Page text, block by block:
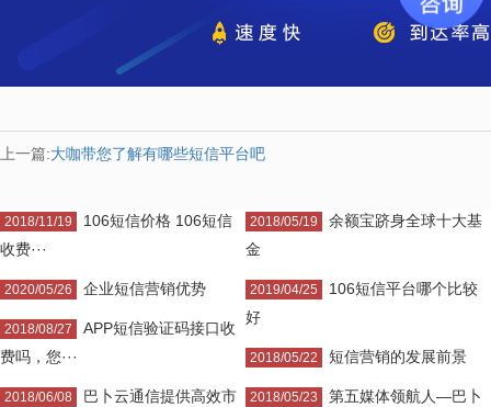
上一篇:大咖带您了解有哪些短信平台吧
2018/11/19
106短信价格 106短信
收费···
2020/05/26 企业短信营销优势
2018/08/27
APP短信验证码接口收
费吗，您···
2018/06/08
巴卜云通信提供高效市
2018/05/19
余额宝跻身全球十大基
金
2019/04/25
106短信平台哪个比较
好
2018/05/22 短信营销的发展前景
2018/05/23
第五媒体领航人—巴卜